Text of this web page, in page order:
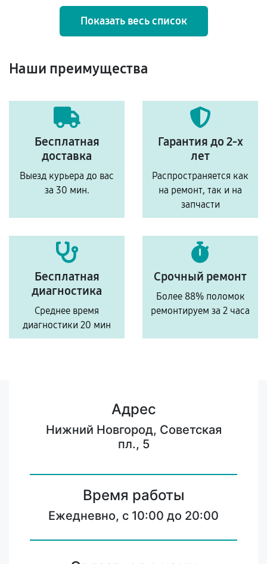
Показать весь список
Наши преимущества
Бесплатная
доставка
Выезд курьера до вас
за 30 мин.
Гарантия до 2-х
лет
Распространяется как
на ремонт, так и на
запчасти
Бесплатная
диагностика
Среднее время
диагностики 20 мин
Срочный ремонт
Более 88% поломок
ремонтируем за 2 часа
Адрес
Нижний Новгород, Советская
пл., 5
Время работы
Ежедневно, с 10:00 до 20:00